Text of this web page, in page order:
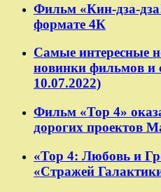
Фильм «Кин-дза-
формате 4К
Самые интересные
новинки фильмов и
10.07.2022)
Фильм «Тор 4»
дорогих проектов
«Тор 4: Любовь и
«Стражей